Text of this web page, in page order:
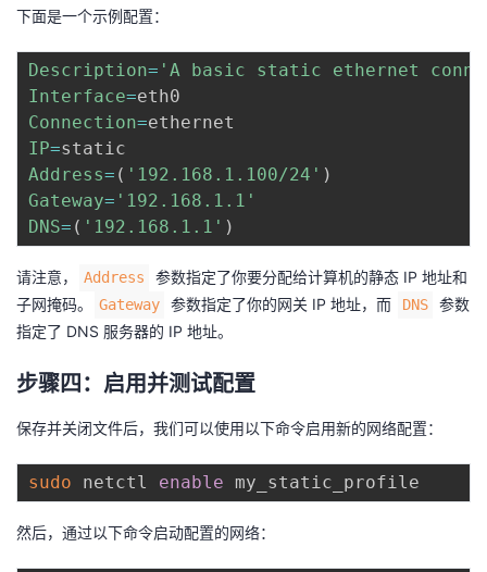
下面是一个示例配置：
Description= 'A basic static ethernet
Interface=
Connection=
IP=
Address= ( '192.168.1.100/24' )
Gateway= '192.168.1.1'
DNS= ( '192.168.1.1' )
请注意， Address
参数指定了你要分配给计算机的静态 IP 地址和
子网掩码。
Gateway 参数指定了你的网关 IP 地址，而 DNS
参数
指定了 DNS 服务器的 IP 地址。
步骤四：启用并测试配置
保存并关闭文件后，我们可以使用以下命令启用新的网络配置：
sudo netctl enable
然后，通过以下命令启动配置的网络：